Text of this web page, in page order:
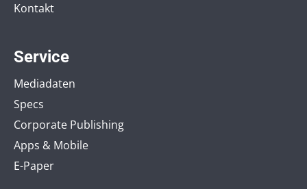
Kontakt
Service
Mediadaten
Specs
Corporate Publishing
Apps & Mobile
E-Paper